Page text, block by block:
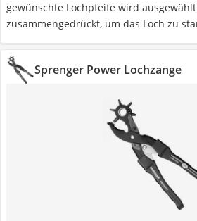
gewünschte Lochpfeife wird
zusammengedrückt, um das Loch zu
Sprenger Power Lochzange